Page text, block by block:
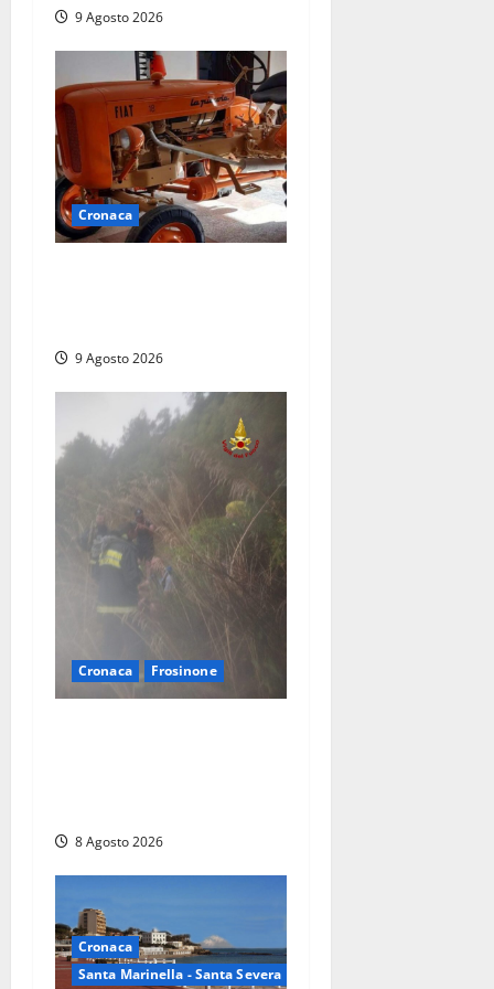
9 Agosto 2026
Cronaca
9 Agosto 2026
Cronaca Frosinone
8 Agosto 2026
Cronaca
Santa Marinella - Santa Severa